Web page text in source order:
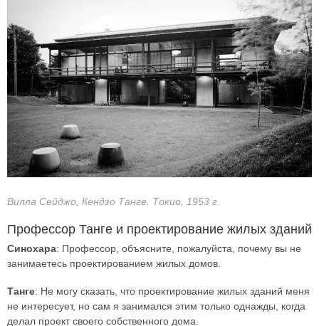
Вилла Сейджо, Кендзо Танге. Токио, 1953 г.
Профессор Танге и проектирование жилых зданий
Синохара: Профессор, объясните, пожалуйста, почему вы не
занимаетесь проектированием жилых домов.
Танге: Не могу сказать, что проектирование жилых зданий меня
не интересует, но сам я занимался этим только однажды, когда
делал проект своего собственного дома.